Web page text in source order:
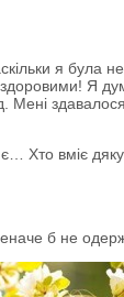
я була
здоровими! Я
Мені
Хто вміє
б не